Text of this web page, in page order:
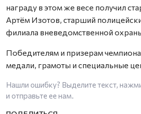
награду в этом же весе получил
Артём Изотов, старший
филиала вневедомственной
Победителям и призерам
медали, грамоты и специальные
Нашли ошибку? Выделите текст,
и отправьте ее нам.